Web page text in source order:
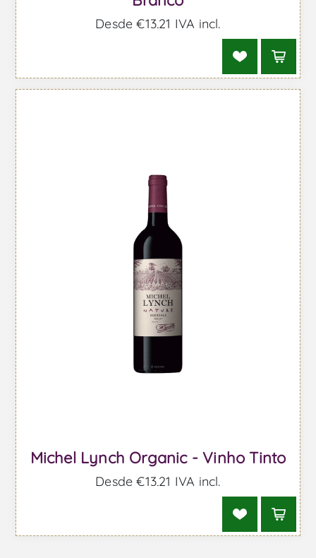
Desde €13,21 IVA incl.
Michel Lynch Organic - Vinho Tinto
Desde €13,21 IVA incl.